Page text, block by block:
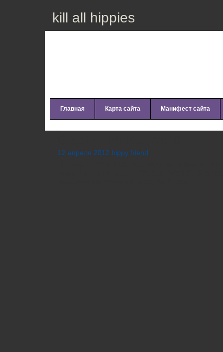
kill all hippies
Главная Карта сайта Манифест сайта
12 апреля 2012 hippy friend